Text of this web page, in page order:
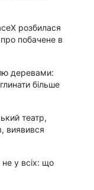
розбилася
побачене в
деревами:
більше
театр,
виявився
не у всіх: що